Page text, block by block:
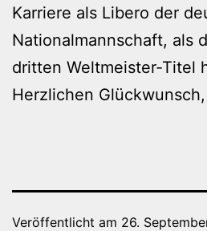
Karriere als Libero der
Nationalmannschaft, als
dritten Weltmeister-Titel
Herzlichen
Veröffentlicht am 26.